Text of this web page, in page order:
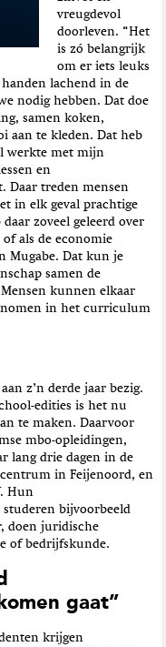
vreugdevol
doorleven. “Het
is zó belangrijk
om er iets leuks
lachend in de
nodig hebben. Dat doe
samen koken,
aan te kleden. Dat heb
werkte met mijn
en
Daar treden mensen
in elk geval prachtige
zoveel geleerd over
als de economie
Mugabe. Dat kun je
samen de
kunnen elkaar
in het curriculum
z’n derde jaar bezig.
edities is het nu
te maken. Daarvoor
mbo-opleidingen,
lang drie dagen in de
in Feijenoord, en
Hun
bijvoorbeeld
doen juridische
of bedrijfskunde.
gaat”
krijgen